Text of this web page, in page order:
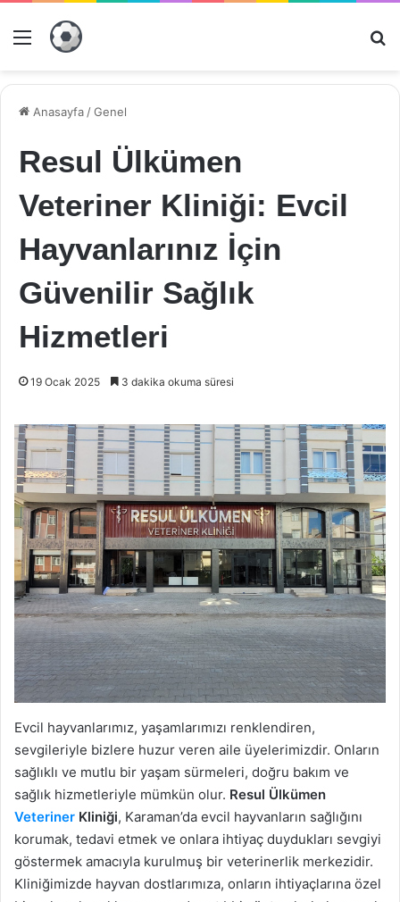
Menü
Anasayfa /Genel
Resul Ülkümen
Veteriner Kliniği: Evcil
Hayvanlarınız İçin
Güvenilir Sağlık
Hizmetleri
19 Ocak 2025 3 dakika okuma süresi
Evcil hayvanlarımız, yaşamlarımızı renklendiren,
sevgileriyle bizlere huzur veren aile üyelerimizdir. Onların
sağlıklı ve mutlu bir yaşam sürmeleri, doğru bakım ve
sağlık hizmetleriyle mümkün olur. Resul Ülkümen
Veteriner Kliniği, Karaman’da evcil hayvanların sağlığını
korumak, tedavi etmek ve onlara ihtiyaç duydukları sevgiyi
göstermek amacıyla kurulmuş bir veterinerlik merkezidir.
Kliniğimizde hayvan dostlarımıza, onların ihtiyaçlarına özel